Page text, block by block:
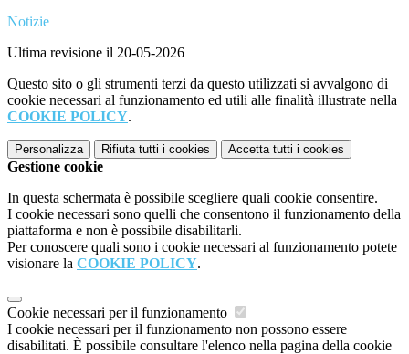
Notizie
Ultima revisione il 20-05-2026
Questo sito o gli strumenti terzi da questo utilizzati si avvalgono di
cookie necessari al funzionamento ed utili alle finalità illustrate nella
COOKIE POLICY.
Personalizza Rifiuta tutti i cookies Accetta tutti i cookies
Gestione cookie
In questa schermata è possibile scegliere quali cookie consentire.
I cookie necessari sono quelli che consentono il funzionamento della
piattaforma e non è possibile disabilitarli.
Per conoscere quali sono i cookie necessari al funzionamento potete
visionare la COOKIE POLICY.
Cookie necessari per il funzionamento
I cookie necessari per il funzionamento non possono essere
disabilitati. È possibile consultare l'elenco nella pagina della cookie